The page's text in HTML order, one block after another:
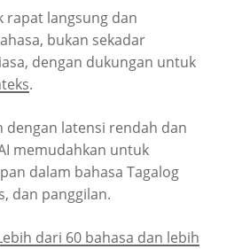
rapat langsung dan
bukan sekadar
dengan dukungan untuk
.
dengan latensi rendah dan
memudahkan untuk
dalam bahasa Tagalog
dan panggilan.
dari 60 bahasa dan lebih